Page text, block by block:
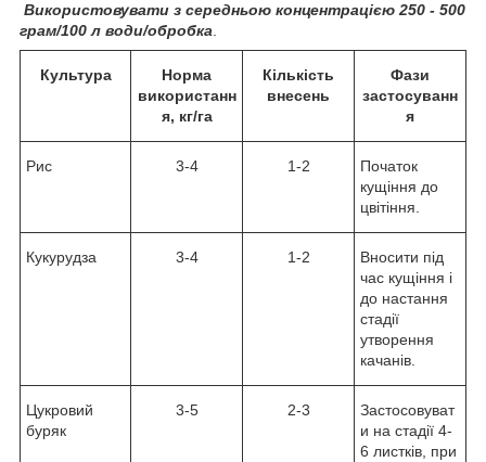
Використовувати з середньою концентрацією250 - 500
грам/100 л води/обробка.
Культура
Норма
використанн
я, кг/га
Кількість
внесень
Фази
застосуванн
я
Рис 3-4 1-2
Початок
кущіння до
цвітіння.
Кукурудза 3-4 1-2
Вносити під
час кущіння і
до настання
стадії
утворення
качанів.
Цукровий
буряк
3-5 2-3
Застосовуват
и на стадії 4-
6 листків, при